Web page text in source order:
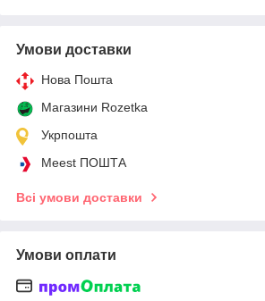
Умови доставки
Нова Пошта
Магазини Rozetka
Укрпошта
Meest ПОШТА
Всі умови доставки
Умови оплати